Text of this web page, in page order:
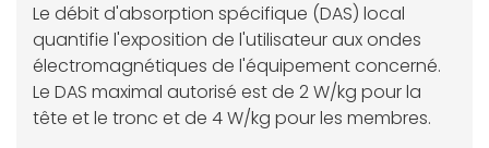
Le débit d'absorption spécifique (DAS) local
quantifie l'exposition de l'utilisateur aux ondes
électromagnétiques de l'équipement concerné.
Le DAS maximal autorisé est de 2 W/kg pour la
tête et le tronc et de 4 W/kg pour les membres.